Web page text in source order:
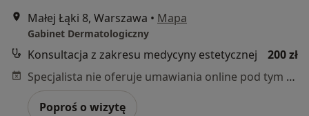
Małej Łąki 8, Warszawa • Mapa
Gabinet Dermatologiczny
Konsultacja z zakresu medycyny estetycznej
200 zł
Specjalista nie oferuje umawiania online pod tym adresem.
Poproś o wizytę